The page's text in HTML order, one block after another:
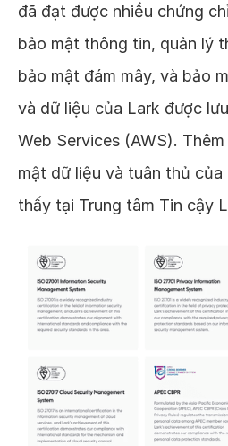
đã đạt được nhiều chứng
bảo mật thông tin, quản lý
bảo mật đám mây, và bảo
và dữ liệu của Lark được
Web Services (AWS).
mật dữ liệu và tuân thủ
thấy tại Trung tâm Tin cậy